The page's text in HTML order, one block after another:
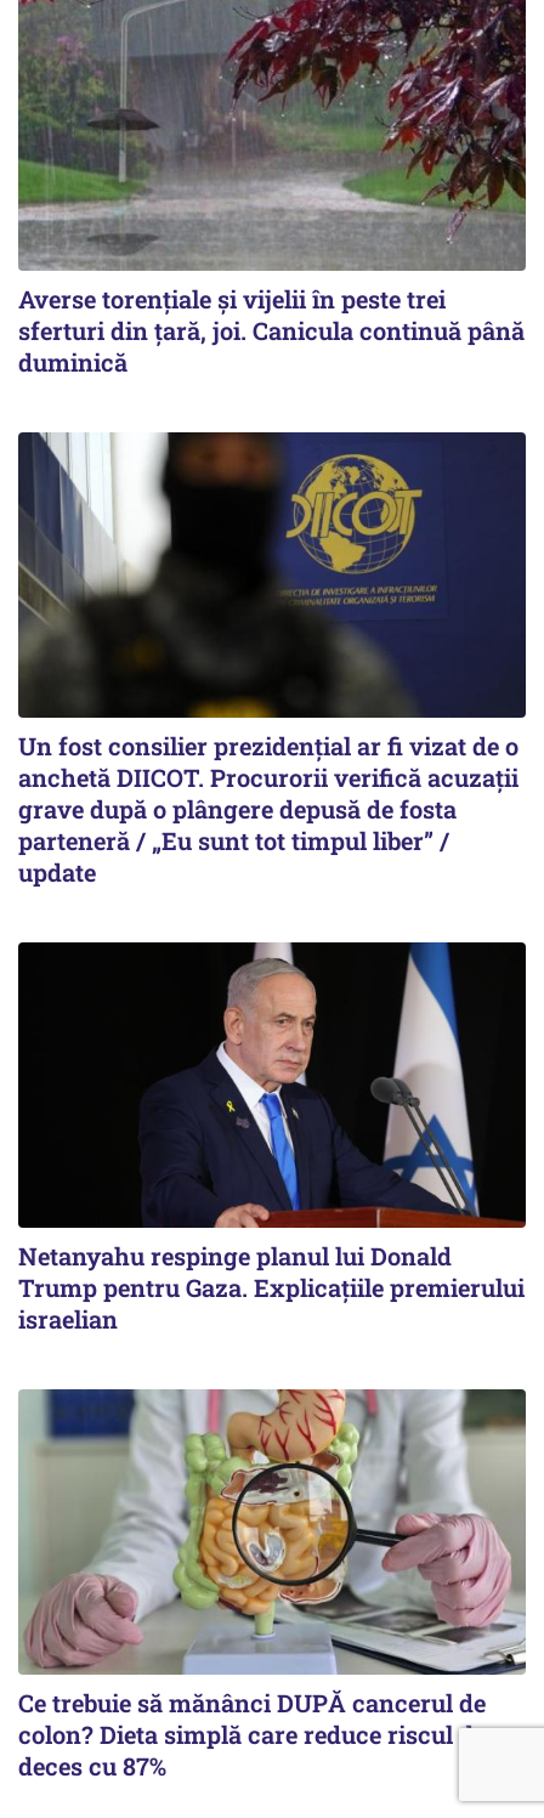
Averse torențiale și vijelii în peste trei
sferturi din țară, joi. Canicula continuă până
duminică
Un fost consilier prezidențial ar fi vizat de o
anchetă DIICOT. Procurorii verifică acuzații
grave după o plângere depusă de fosta
parteneră / „Eu sunt tot timpul liber” /
update
Netanyahu respinge planul lui Donald
Trump pentru Gaza. Explicațiile premierului
israelian
Ce trebuie să mănânci DUPĂ cancerul de
colon? Dieta simplă care reduce riscul de
deces cu 87%